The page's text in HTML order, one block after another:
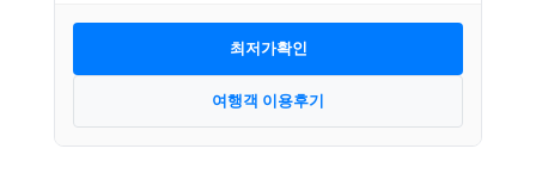
최저가확인
여행객 이용후기